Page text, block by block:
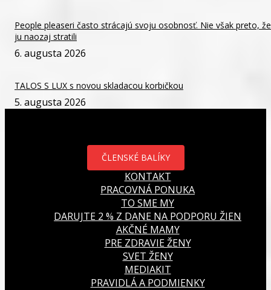
People pleaseri často strácajú svoju osobnosť. Nie však preto,
ju naozaj stratili
6. augusta 2026
TALOS S LUX s novou skladacou korbičkou
5. augusta 2026
ČLENSKÉ BALÍKY
KONTAKT
PRACOVNÁ PONUKA
TO SME MY
DARUJTE 2 % Z DANE NA PODPORU ŽIEN
AKČNÉ MAMY
PRE ZDRAVIE ŽENY
SVET ŽENY
MEDIAKIT
PRAVIDLÁ A PODMIENKY